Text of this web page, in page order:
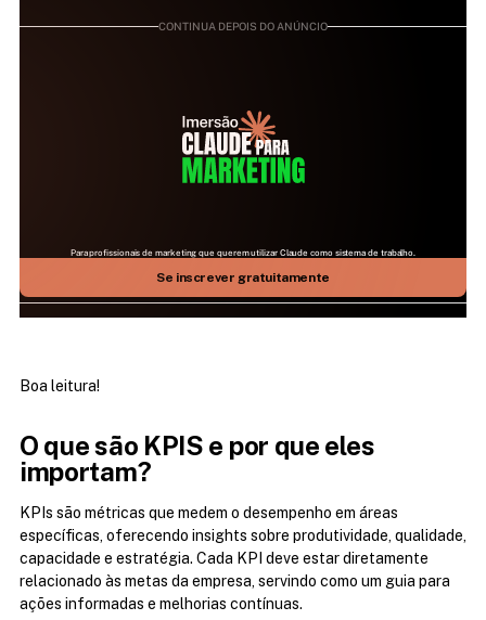
CONTINUA DEPOIS DO ANÚNCIO
25 DE JULHO | 09H ÀS 17H | AO VIVO NO ZOOM
Aprenda como fazer a IA mais relevante do mundo
trabalhar para você
Para profissionais de marketing que querem utilizar Claude como sistema de trabalho.
Se inscrever gratuitamente
Boa leitura!
O que são KPIS e por que eles
importam?
KPIs são métricas que medem o desempenho em áreas
específicas, oferecendo insights sobre produtividade, qualidade,
capacidade e estratégia. Cada KPI deve estar diretamente
relacionado às metas da empresa, servindo como um guia para
ações informadas e melhorias contínuas.